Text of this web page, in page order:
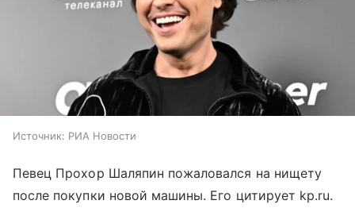
Источник: РИА Новости
Певец Прохор Шаляпин пожаловался на нищету
после покупки новой машины. Его цитирует kp.ru.